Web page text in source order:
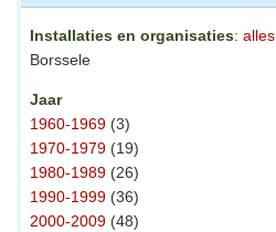
Installaties en organisaties: alles
Borssele
Jaar
1960-1969 (3)
1970-1979 (19)
1980-1989 (26)
1990-1999 (36)
2000-2009 (48)